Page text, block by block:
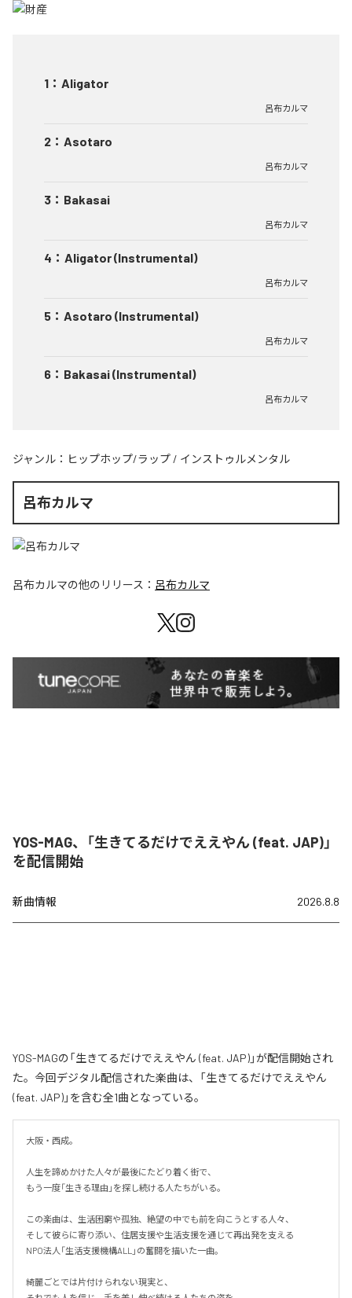
1 ： Aligator
呂布カルマ
2 ： Asotaro
呂布カルマ
3 ： Bakasai
呂布カルマ
4 ： Aligator (Instrumental)
呂布カルマ
5 ： Asotaro (Instrumental)
呂布カルマ
6 ： Bakasai (Instrumental)
呂布カルマ
ジャンル： ヒップホップ/ラップ / インストゥルメンタル
呂布カルマ
呂布カルマの他のリリース： 呂布カルマ
YOS-MAG、「生きてるだけでええやん (feat. JAP)」
を配信開始
新曲情報 2026.8.8
YOS-MAGの「生きてるだけでええやん (feat. JAP)」が配信開始され
た。今回デジタル配信された楽曲は、「生きてるだけでええやん
(feat. JAP)」を含む全1曲となっている。
大阪・西成。
人生を諦めかけた人々が最後にたどり着く街で、
もう一度「生きる理由」を探し続ける人たちがいる。
この楽曲は、生活困窮や孤独、絶望の中でも前を向こうとする人々、
そして彼らに寄り添い、住居支援や生活支援を通じて再出発を支える
NPO法人「生活支援機構ALL」の奮闘を描いた一曲。
綺麗ごとでは片付けられない現実と、